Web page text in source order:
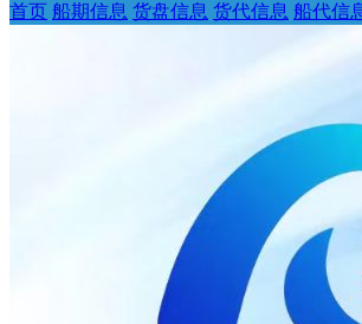
首页 船期信息 货盘信息 货代信息 船代信